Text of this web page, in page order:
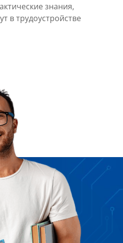
знания,
в трудоустройстве